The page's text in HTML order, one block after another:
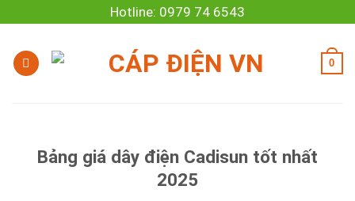
to
content
Hotline: 0979 74 6543
0
Bảng giá dây điện Cadisun tốt nhất
2025